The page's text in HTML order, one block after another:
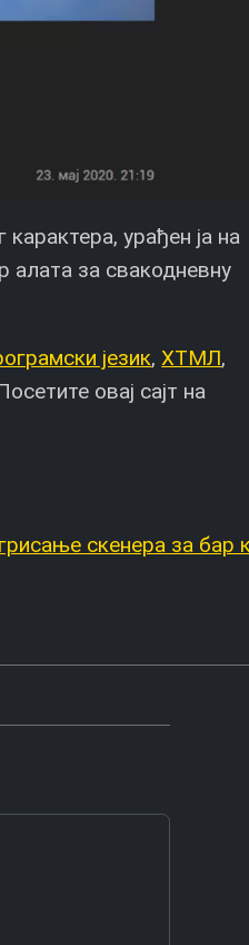
урађен ја на
алата за свакодневну
језик,ХТМЛ,
овај сајт на
скенера за бар